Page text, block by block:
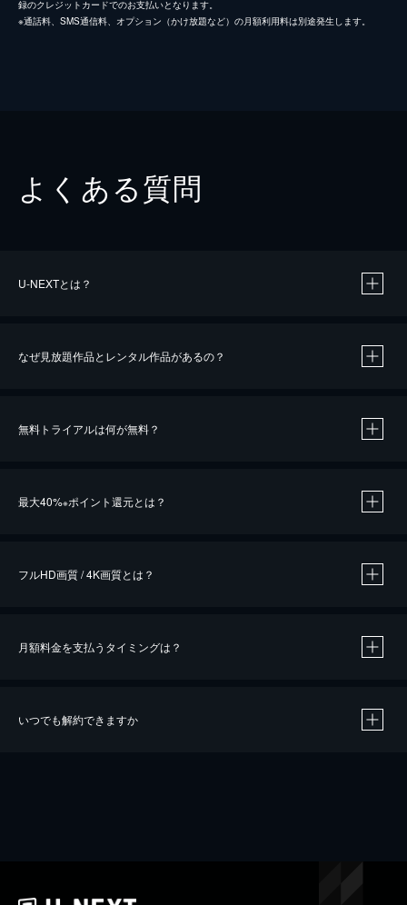
録のクレジットカードでのお支払いとなります。
※通話料、SMS通信料、オプション（かけ放題など）の月額利用料は別途発生します。
よくある質問
U-NEXTとは？
なぜ見放題作品とレンタル作品があるの？
無料トライアルは何が無料？
最大40%※ポイント還元とは？
※40％ポイント還元の対象は、クレジットカード決済による作品の購入 / レンタルです。
iOSアプリのUコイン決済による作品の購入 / レンタルは、20％のポイント還元です。
フルHD画質 / 4K画質とは？
月額料金を支払うタイミングは？
いつでも解約できますか